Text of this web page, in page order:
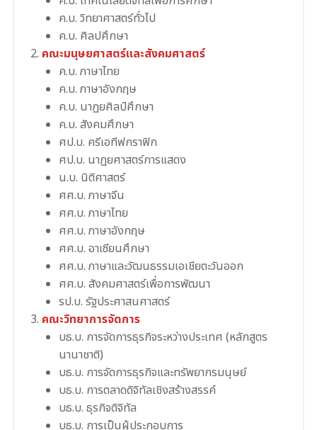
ค.บ. วิทยาศาสตร์ทั่วไป
ค.บ. ศิลปศึกษา
คณะมนุษยศาสตร์และสังคมศาสตร์
ค.บ. ภาษาไทย
ค.บ. ภาษาอังกฤษ
ค.บ. นาฏยศิลป์ศึกษา
ค.บ. สังคมศึกษา
ศป.บ. ครีเอทีฟกราฟิก
ศป.บ. นาฏยศาสตร์การแสดง
น.บ. นิติศาสตร์
ศศ.บ. ภาษาจีน
ศศ.บ. ภาษาไทย
ศศ.บ. ภาษาอังกฤษ
ศศ.บ. อาเซียนศึกษา
ศศ.บ. ภาษาและวัฒนธรรมเอเชียตะวันออก
ศศ.บ. สังคมศาสตร์เพื่อการพัฒนา
รป.บ. รัฐประศาสนศาสตร์
คณะวิทยาการจัดการ
บธ.บ. การจัดการธุรกิจระหว่างประเทศ (หลักสูตร
นานาชาติ)
บธ.บ. การจัดการธุรกิจและทรัพยากรมนุษย์
บธ.บ. การตลาดดิจิทัลเชิงสร้างสรรค์
บธ.บ. ธุรกิจดิจิทัล
บธ.บ. การเป็นผู้ประกอบการ